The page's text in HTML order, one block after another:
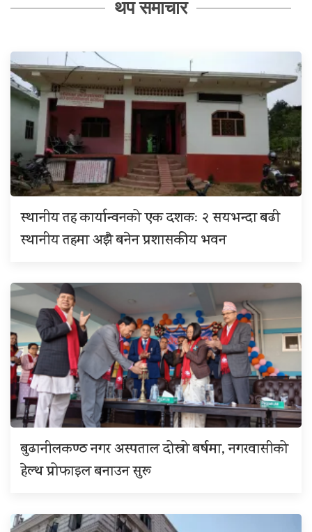
थप समाचार
स्थानीय तह कार्यान्वनको एक दशकः २ सयभन्दा बढी
स्थानीय तहमा अझै बनेन प्रशासकीय भवन
बुढानीलकण्ठ नगर अस्पताल दोस्रो बर्षमा, नगरवासीको
हेल्थ प्रोफाइल बनाउन सुरू